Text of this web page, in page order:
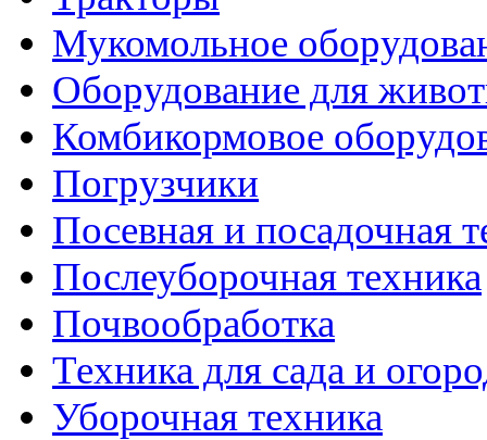
Мукомольное
Оборудование для
Комбикормовое
Погрузчики
Посевная и посадочная
Послеуборочная техника
Почвообработка
Техника для сада и
Уборочная техника